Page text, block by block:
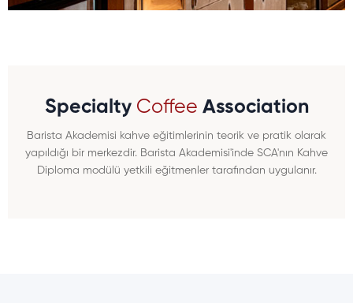
Specialty Coffee Association
Barista Akademisi kahve eğitimlerinin teorik ve pratik olarak
yapıldığı bir merkezdir. Barista Akademisi'inde SCA'nın Kahve
Diploma modülü yetkili eğitmenler tarafından uygulanır.